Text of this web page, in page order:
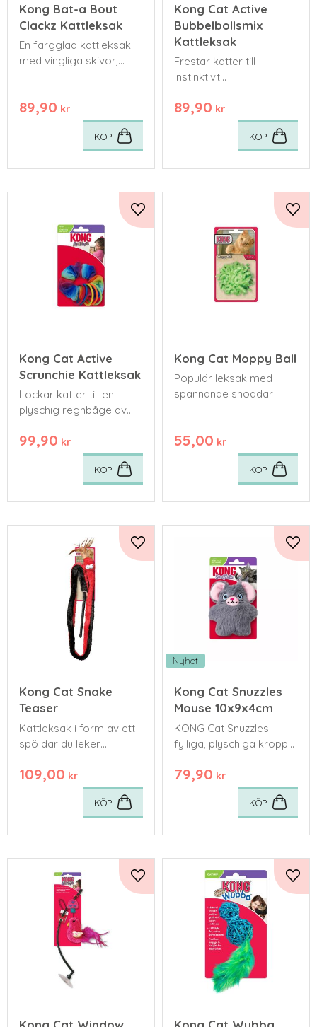
Kong Bat-a Bout
Clackz Kattleksak
En färgglad kattleksak
med vingliga skivor,
89,90 kr
KÖP
Kong Cat Active
Bubbelbollsmix
Kattleksak
Frestar katter till
instinktivt
jaktlekar med
multisensoriska
89,90 kr
KÖP
Kong Cat Active
Scrunchie Kattleksak
Lockar katter till en
plyschig regnbåge av
fångst och fjäderlek.
99,90 kr
Lägg till i favoriter
KÖP
Kong Cat Moppy Ball
Populär leksak med
spännande snoddar
55,00 kr
KÖP
Kong Cat Snake
Teaser
Kattleksak i form av ett
spö där du leker
109,00 kr
Lägg till i favoriter
KÖP
Nyhet
Kong Cat Snuzzles
Mouse 10x9x4cm
​KONG Cat Snuzzles
fylliga, plyschiga kropp
storleken för lek och
79,90 kr
KÖP
Lägg till i favoriter